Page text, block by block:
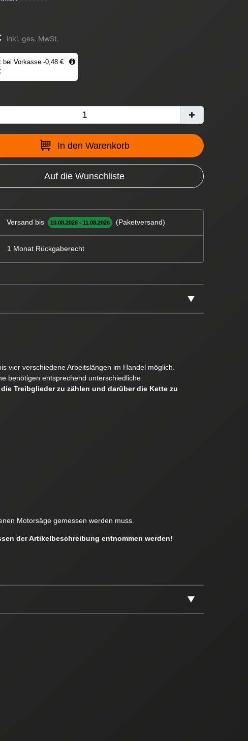
inkl. ges. MwSt.
bei Vorkasse -0,48 €
In den Warenkorb
Auf die Wunschliste
Versand bis 10.08.2026 - 11.08.2026 (Paketversand)
1 Monat Rückgaberecht
vier verschiedene Arbeitslängen im Handel möglich.
benötigen entsprechend unterschiedliche
Treibglieder zu zählen und darüber die Kette zu
Motorsäge gemessen werden muss.
der Artikelbeschreibung entnommen werden!